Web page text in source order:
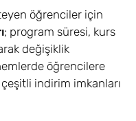
öğrenciler için
; program süresi, kurs
değişiklik
öğrencilere
indirim imkanları